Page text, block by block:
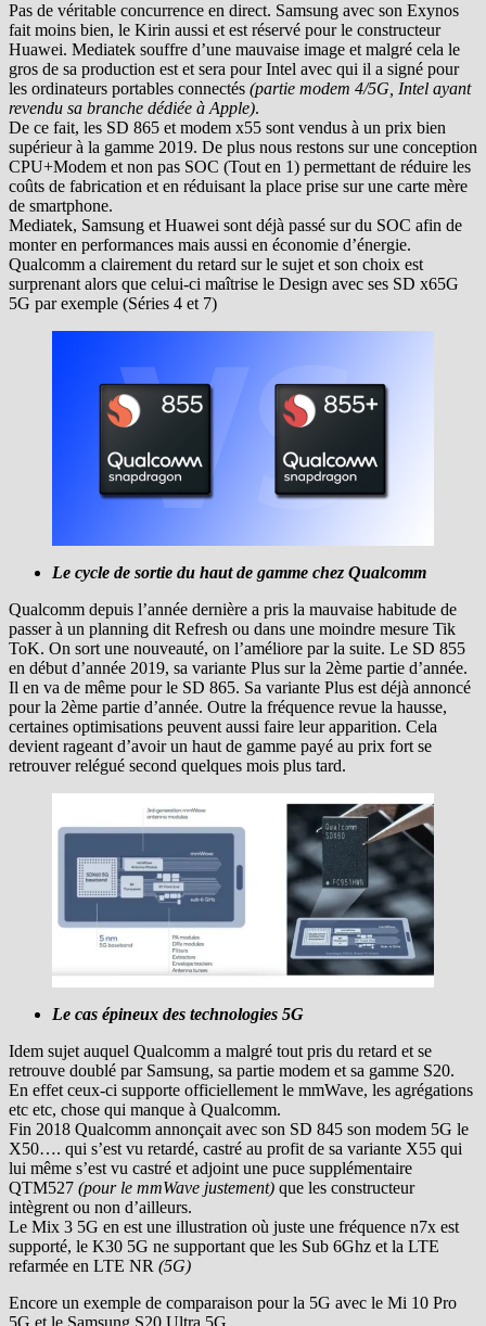
Pas de véritable concurrence en direct. Samsung avec son Exynos
fait moins bien, le Kirin aussi et est réservé pour le constructeur
Huawei. Mediatek souffre d’une mauvaise image et malgré cela le
gros de sa production est et sera pour Intel avec qui il a signé pour
les ordinateurs portables connectés (partie modem 4/5G, Intel ayant
revendu sa branche dédiée à Apple).
De ce fait, les SD 865 et modem x55 sont vendus à un prix bien
supérieur à la gamme 2019. De plus nous restons sur une conception
CPU+Modem et non pas SOC (Tout en 1) permettant de réduire les
coûts de fabrication et en réduisant la place prise sur une carte mère
de smartphone.
Mediatek, Samsung et Huawei sont déjà passé sur du SOC afin de
monter en performances mais aussi en économie d’énergie.
Qualcomm a clairement du retard sur le sujet et son choix est
surprenant alors que celui-ci maîtrise le Design avec ses SD x65G
5G par exemple (Séries 4 et 7)
Le cycle de sortie du haut de gamme chez Qualcomm
Qualcomm depuis l’année dernière a pris la mauvaise habitude de
passer à un planning dit Refresh ou dans une moindre mesure Tik
ToK. On sort une nouveauté, on l’améliore par la suite. Le SD 855
en début d’année 2019, sa variante Plus sur la 2ème partie d’année.
Il en va de même pour le SD 865. Sa variante Plus est déjà annoncé
pour la 2ème partie d’année. Outre la fréquence revue la hausse,
certaines optimisations peuvent aussi faire leur apparition. Cela
devient rageant d’avoir un haut de gamme payé au prix fort se
retrouver relégué second quelques mois plus tard.
Le cas épineux des technologies 5G
Idem sujet auquel Qualcomm a malgré tout pris du retard et se
retrouve doublé par Samsung, sa partie modem et sa gamme S20.
En effet ceux-ci supporte officiellement le mmWave, les agrégations
etc etc, chose qui manque à Qualcomm.
Fin 2018 Qualcomm annonçait avec son SD 845 son modem 5G le
X50…. qui s’est vu retardé, castré au profit de sa variante X55 qui
lui même s’est vu castré et adjoint une puce supplémentaire
QTM527 (pour le mmWave justement) que les constructeur
intègrent ou non d’ailleurs.
Le Mix 3 5G en est une illustration où juste une fréquence n7x est
supporté, le K30 5G ne supportant que les Sub 6Ghz et la LTE
refarmée en LTE NR (5G)
Encore un exemple de comparaison pour la 5G avec le Mi 10 Pro
5G et le Samsung S20 Ultra 5G